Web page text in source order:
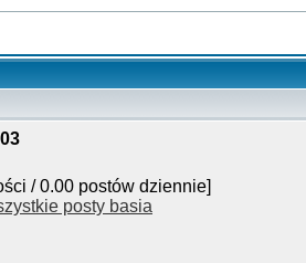
/ 0.00 postów dziennie]
posty basia